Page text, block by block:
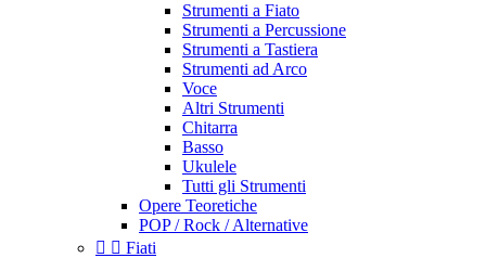
Strumenti a Fiato
Strumenti a Percussione
Strumenti a Tastiera
Strumenti ad Arco
Voce
Altri Strumenti
Chitarra
Basso
Ukulele
Tutti gli Strumenti
Opere Teoretiche
POP / Rock / Alternative
  Fiati